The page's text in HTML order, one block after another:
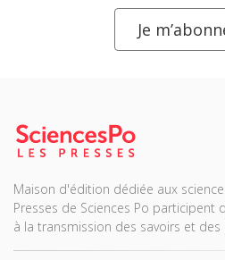
Je
Maison d'édition dédiée aux
Presses de Sciences Po participent
à la transmission des savoirs et des